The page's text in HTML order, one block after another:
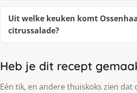
Uit welke keuken komt
citrussalade?
Heb je dit recept
Eén tik, en andere thuiskoks zien dat